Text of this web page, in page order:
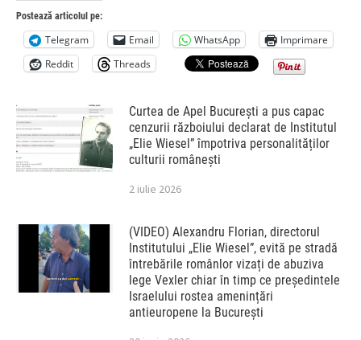
Postează articolul pe:
Telegram Email WhatsApp
Imprimare
Reddit
Threads
Curtea de Apel București a pus capac
cenzurii războiului declarat de Institutul
„Elie Wiesel” împotriva personalităților
culturii românești
2 iulie 2026
(VIDEO) Alexandru Florian, directorul
Institutului „Elie Wiesel”, evită pe stradă
întrebările românlor vizați de abuziva
lege Vexler chiar în timp ce președintele
Israelului rostea amenințări
antieuropene la București